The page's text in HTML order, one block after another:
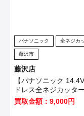
パナソニック 全ネジカ
藤沢市
藤沢店
【パナソニック
ドレス全ネジカッター
EZ4540LZ2S-B 】藤
お客様から買取させ
買取金額：9,000円